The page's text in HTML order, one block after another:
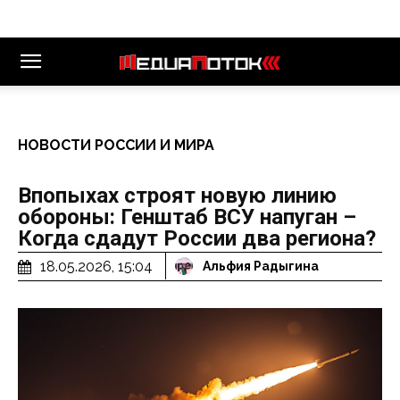
НОВОСТИ РОССИИ И МИРА
Впопыхах строят новую линию
обороны: Генштаб ВСУ напуган –
Когда сдадут России два региона?
18.05.2026, 15:04 Альфия Радыгина